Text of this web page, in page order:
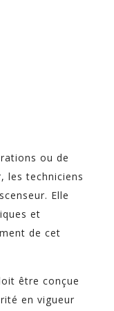
ou de
les techniciens
Elle
et
de cet
être conçue
en vigueur